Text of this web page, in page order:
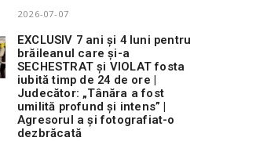
2026-07-07
EXCLUSIV 7 ani și 4 luni pentru
brăileanul care și-a
SECHESTRAT și VIOLAT fosta
iubită timp de 24 de ore |
Judecător: „Tânăra a fost
umilită profund și intens” |
Agresorul a și fotografiat-o
dezbrăcată